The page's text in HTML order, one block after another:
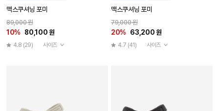
맥스쿠셔닝 포미
89,000 원
10% 80,100 원
4.8 (29) 사이즈
맥스쿠셔닝 포미
79,000 원
20% 63,200 원
4.7 (41) 사이즈